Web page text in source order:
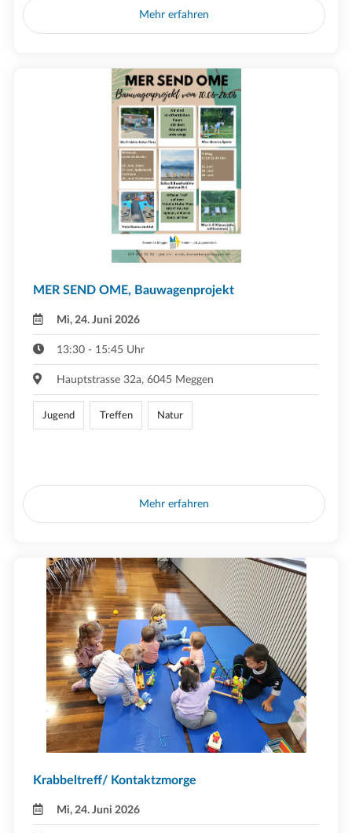
Mehr erfahren
MER SEND OME, Bauwagenprojekt
Mi, 24. Juni 2026
13:30 - 15:45 Uhr
Hauptstrasse 32a, 6045 Meggen
Jugend Treffen Natur
Mehr erfahren
Krabbeltreff/ Kontaktzmorge
Mi, 24. Juni 2026